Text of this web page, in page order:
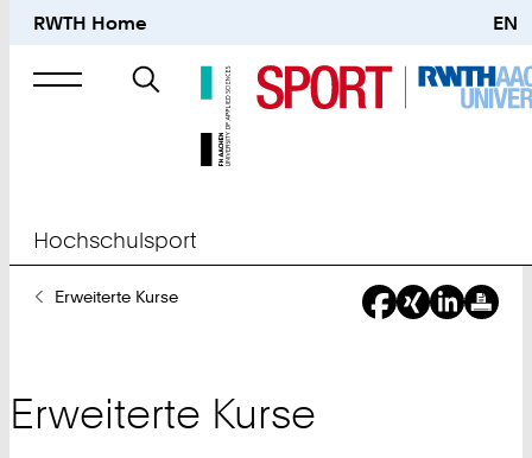
RWTH Home EN
Suche
nach
Hochschulsport
SieErweiterte Kurse
Erweiterte Kurse